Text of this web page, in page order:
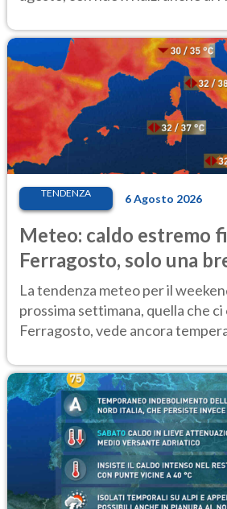
TENDENZA 6 Agosto 2026
Meteo: caldo estremo
Ferragosto, solo una
Ecco dove
La tendenza meteo per il
prossima settimana, quella che
Ferragosto, vede ancora